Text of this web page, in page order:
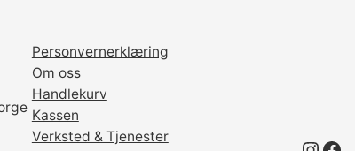
Personvernerklæring
Om oss
Handlekurv
Kassen
Verksted & Tjenester